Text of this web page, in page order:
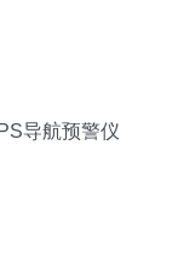
导航预警仪